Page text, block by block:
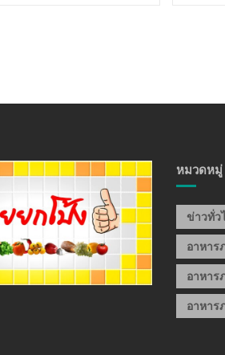
หมวดหมู่
ข่าวทั่ว
อาหาร
อาหาร
อาหาร